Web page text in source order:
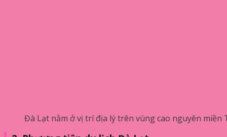
Đà Lạt nằm ở vị trí địa lý trên vùng cao nguyên miền